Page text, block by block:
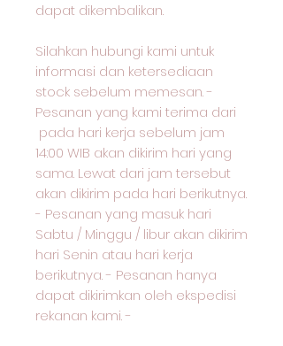
dapat dikembalikan.
Silahkan hubungi kami untuk
informasi dan ketersediaan
stock sebelum memesan. -
Pesanan yang kami terima dari
pada hari kerja sebelum jam
14:00 WIB akan dikirim hari yang
sama. Lewat dari jam tersebut
akan dikirim pada hari berikutnya.
- Pesanan yang masuk hari
Sabtu / Minggu / libur akan dikirim
hari Senin atau hari kerja
berikutnya. - Pesanan hanya
dapat dikirimkan oleh ekspedisi
rekanan kami. -